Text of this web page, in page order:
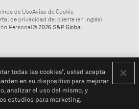
de UsoAviso de Cookie
de privacidad del cliente (en inglés)
Personal© 2026 S&P Global
todas las cookies”, usted acepta
en su dispositivo para mejorar
analizar el uso del mismo, y
estudios para marketing.